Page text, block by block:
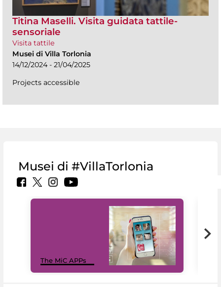
Titina Maselli. Visita guidata tattile-
sensoriale
Visita tattile
Musei di Villa Torlonia
14/12/2024 - 21/04/2025
Projects accessible
Musei di #VillaTorlonia
The MiC APPs